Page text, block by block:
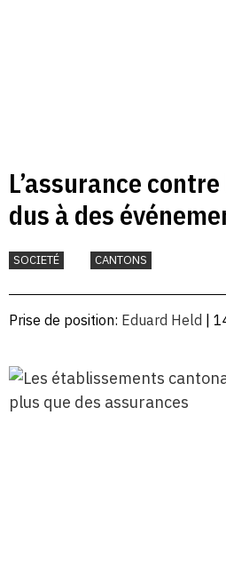
L’assurance
dus à des
allie solidarité et
SOCIETÉ CANTONS
Prise de position: Eduard Held |